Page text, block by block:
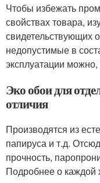
Чтобы избежать
свойствах товара,
свидетельствующих
недопустимые в
эксплуатации
Эко обои для
отличия
Производятся из
папируса и т.д.
прочность,
Подробнее о каждой